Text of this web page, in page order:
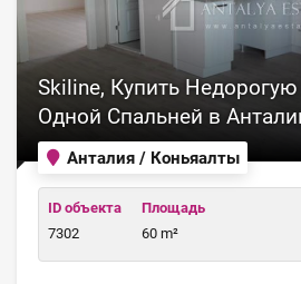
Анталия / Коньяалты
Skiline, Купить
Одной Спальней в
ID объекта
7302
Площадь
60 m²